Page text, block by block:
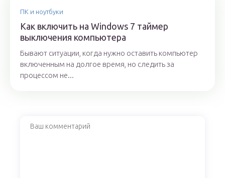
ПК и ноутбуки
Как включить на Windows 7 таймер
выключения компьютера
Бывают ситуации, когда нужно оставить компьютер
включенным на долгое время, но следить за
процессом не...